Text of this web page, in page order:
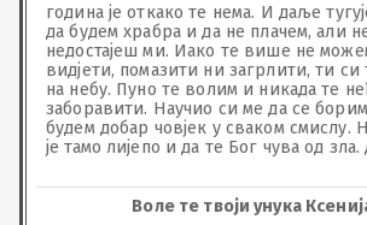
година је откако те нема. И даље
да будем храбра и да не плачем, али
недостајеш ми. Иако те више не
вид‌јети, помазити ни загрлити, ти си ту поред нас и
на небу. Пуно те волим и никада те
заборавити. Научио си ме да се
будем добар човјек у сваком смислу.
је тамо лијепо и да те Бог чува од зла.
Воле те твоји унука